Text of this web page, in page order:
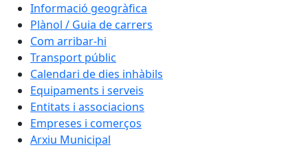
Informació geogràfica
Plànol / Guia de carrers
Com arribar-hi
Transport públic
Calendari de dies inhàbils
Equipaments i serveis
Entitats i associacions
Empreses i comerços
Arxiu Municipal